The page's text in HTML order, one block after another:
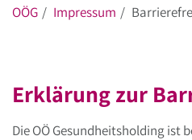
OÖG Impressum
Erklärung zur
Die OÖ Gesundheitsholding ist